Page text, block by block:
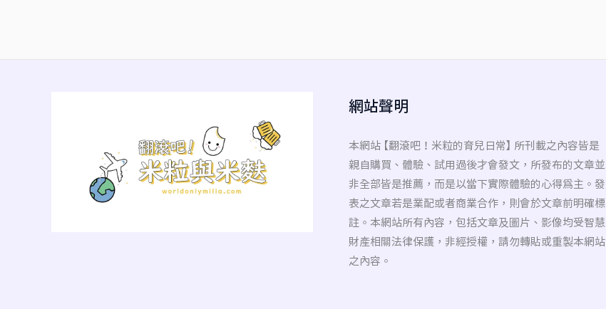
網站聲明
本網站 【翻滾吧！米粒的育兒日常】 所刊載之內容皆是
親自購買、體驗、試用過後才會發文，所發布的文章並
非全部皆是推薦，而是以當下實際體驗的心得為主。發
表之文章若是業配或者商業合作，則會於文章前明確標
註。本網站所有內容，包括文章及圖片、影像均受智慧
財產相關法律保護，非經授權，請勿轉貼或重製本網站
之內容。